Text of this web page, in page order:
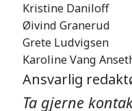
Kristine Daniloff
Øivind Granerud
Grete Ludvigsen
Karoline Vang
Ansvarlig
Ta gjerne